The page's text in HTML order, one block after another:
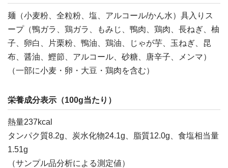
麺（小麦粉、全粒粉、塩、アルコール/かん水）具入りス
ープ（鴨ガラ、鶏ガラ、もみじ、鴨肉、鶏肉、長ねぎ、柚
子、卵白、片栗粉、鴨油、鶏油、じゃが芋、玉ねぎ、昆
布、醤油、鰹節、アルコール、砂糖、唐辛子、メンマ）
（一部に小麦・卵・大豆・鶏肉を含む）
栄養成分表示（100g当たり）
熱量237kcal
タンパク質8.2g、炭水化物24.1g、脂質12.0g、食塩相当量
1.51g
（サンプル品分析による測定値）